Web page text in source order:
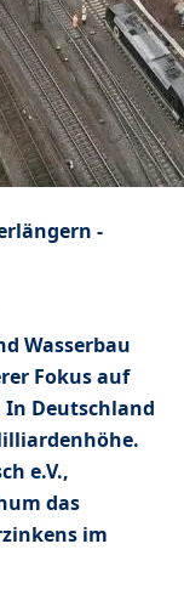
-
Wasserbau
Fokus auf
Deutschland
e.V.,
das
im